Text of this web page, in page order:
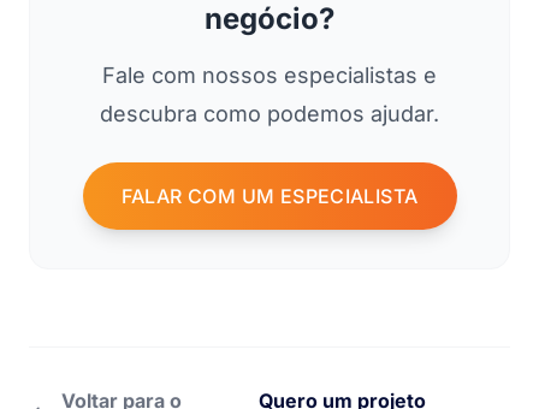
negócio?
Fale com nossos especialistas e
descubra como podemos ajudar.
FALAR COM UM ESPECIALISTA
Voltar para o
Quero um projeto